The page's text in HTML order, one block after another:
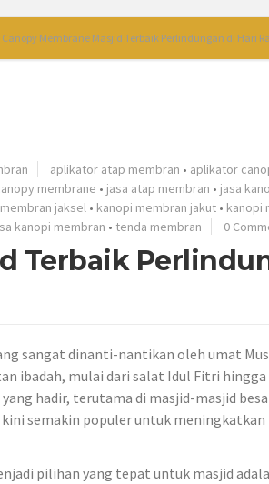
Canopy Membrane Masjid Terbaik Perlindungan di Hari
aplikator atap membran • aplikator
membrane • jasa atap membran • jasa
jaksel • kanopi membran jakut • kanopi
kanopi membran • tenda membran 0
Terbaik
sangat dinanti-nantikan oleh umat
ibadah, mulai dari salat Idul Fitri hingga
hadir, terutama di masjid-masjid
semakin populer untuk meningkatkan
pilihan yang tepat untuk masjid